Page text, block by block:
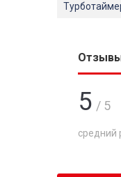
5 / 5
средний